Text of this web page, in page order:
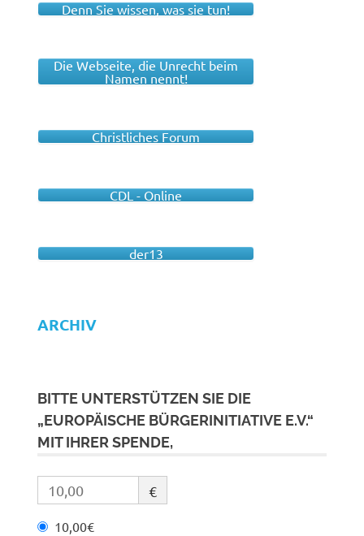
Denn Sie wissen, was sie tun!
Die Webseite, die Unrecht beim
Namen nennt!
Christliches Forum
CDL - Online
der13
ARCHIV
BITTE UNTERSTÜTZEN SIE DIE
„EUROPÄISCHE BÜRGERINITIATIVE E.V.“
MIT IHRER SPENDE,
€
10,00€